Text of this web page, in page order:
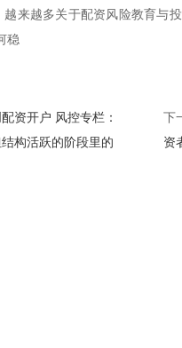
来越多关于配资风险教育与
稳
资开户 风控专栏：
构活跃的阶段里的
下
资